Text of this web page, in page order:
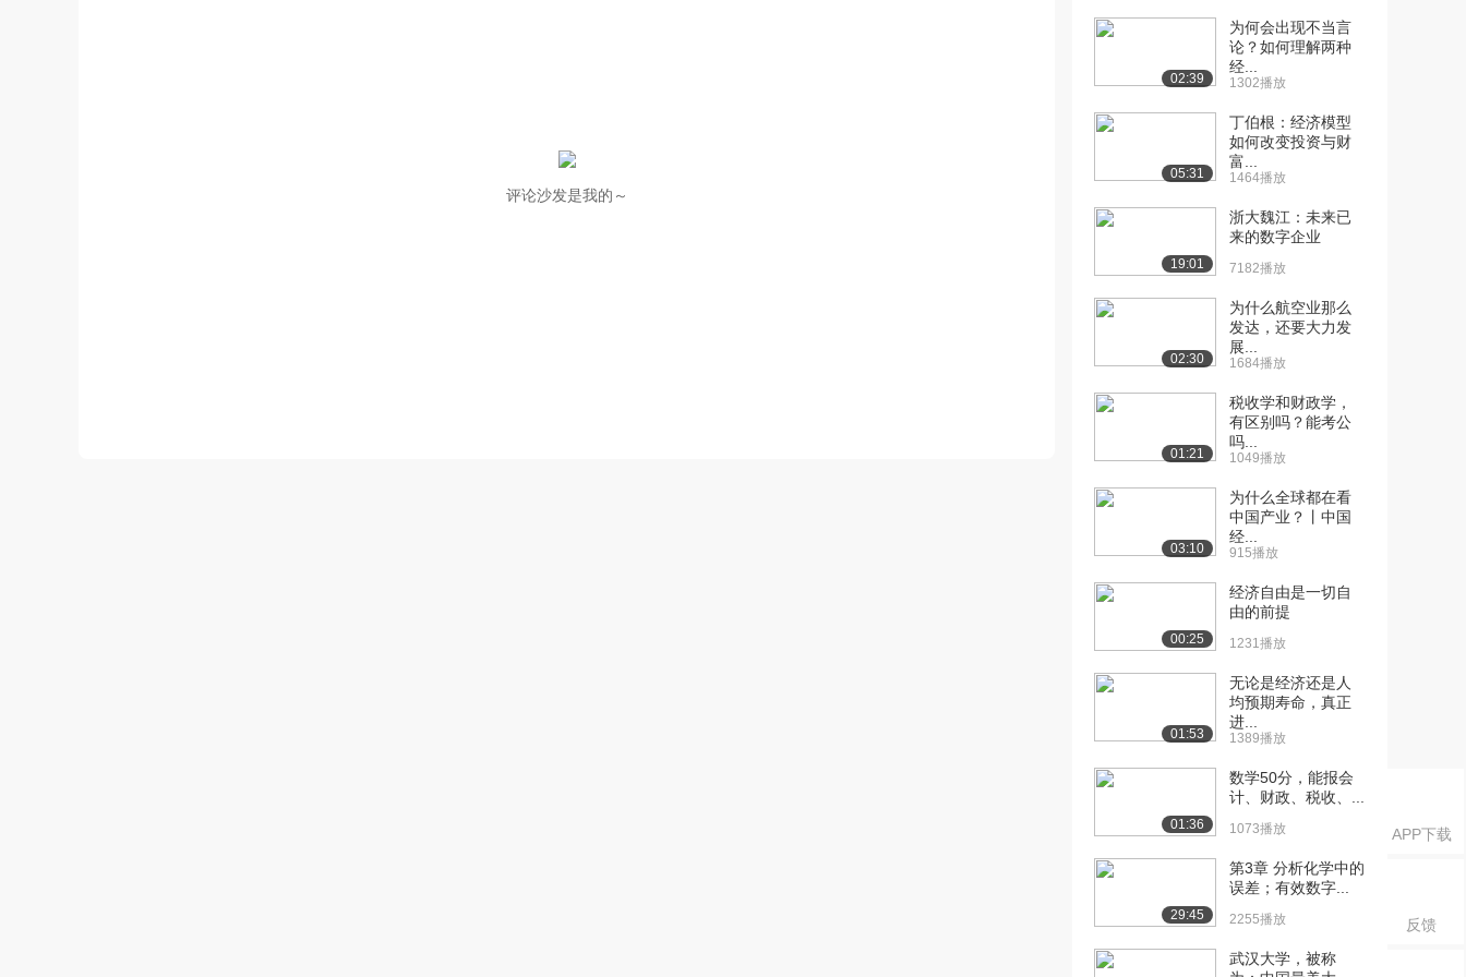
APP下载
反馈
评论沙发是我的～
[10] 武汉大学公开课：经
15:06
[11] 武汉大学公开课：微
12:47
[12] 武汉大学公开课：影
11:56
[13] 武汉大学公开课：影
响价格的供给因素
06:39
场均衡理论
观经济政策的市场...
[16] 武汉大学公开课：市
场均衡理论的应用...
5.5万播放
[17] 武汉大学公开课：市
场均衡理论的应用...
4.9万播放
[18] 武汉大学公开课：需
5.6万播放
[19] 武汉大学公开课：其
4.6万播放
[20] 武汉大学公开课：弹
性理论的应用
4.8万播放
02:39
为何会出现不当言
论？如何理解两种
经...
1302播放
05:31
丁伯根：经济模型
如何改变投资与财
富...
1464播放
19:01
浙大魏江：未来已
来的数字企业
7182播放
02:30
为什么航空业那么
发达，还要大力发
展...
1684播放
01:21
税收学和财政学，
有区别吗？能考公
吗...
1049播放
03:10
为什么全球都在看
中国产业？丨中国
经...
915播放
00:25
经济自由是一切自
由的前提
1231播放
01:53
无论是经济还是人
均预期寿命，真正
进...
1389播放
01:36
数学50分，能报会
计、财政、税收、...
1073播放
29:45
第3章 分析化学中的
误差；有效数字...
2255播放
武汉大学，被称